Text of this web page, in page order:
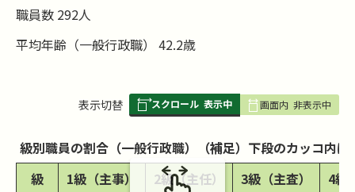
職員数 292人
平均年齢（一般行政職） 42.2歳
表
み
の
表示切替 スクロール 表示中 画面内 非表示中
級別職員の割合（一般行政職）（補足）下段のカッコ内は
級
1級（主事） 2級（主任） 3級（主査） 4級